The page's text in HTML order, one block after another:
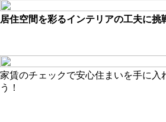
居住空間を彩るインテリアの工夫に挑
家賃のチェックで安心住まいを手に入
う！